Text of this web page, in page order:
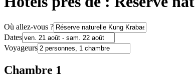
Où allez-vous ?
Dates
Voyageurs
Chambre 1